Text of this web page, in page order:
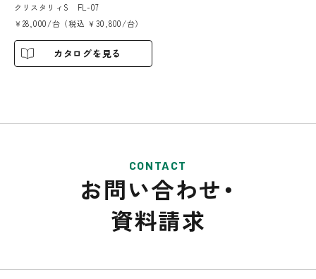
クリスタリィS FL-07
￥28,000/台（税込 ￥30,800/台）
カタログを見る
CONTACT
お問い合わせ・
資料請求